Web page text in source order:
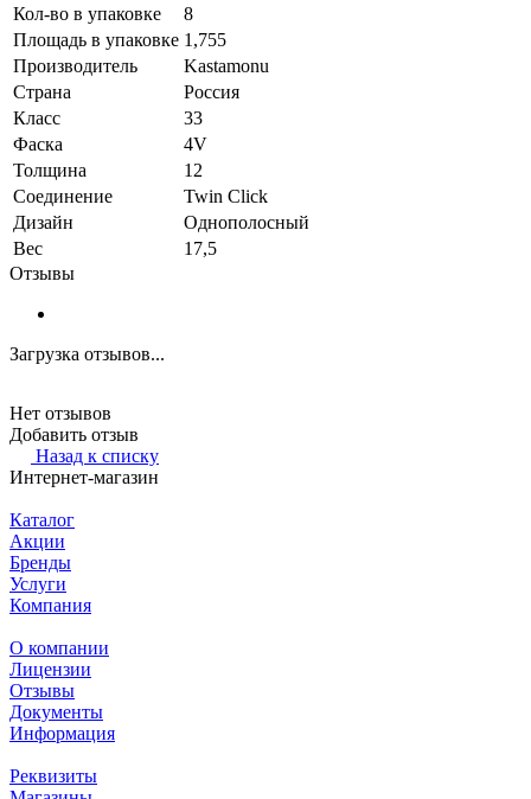
Кол-во в упаковке
8
Площадь в упаковке 1,755
Производитель
Kastamonu
Страна
Россия
Класс
33
Фаска
4V
Толщина
12
Соединение
Twin Click
Дизайн
Однополосный
Вес
17,5
Отзывы
Загрузка отзывов...
Нет отзывов
Добавить отзыв
Назад к списку
Интернет-магазин
Каталог
Акции
Бренды
Услуги
Компания
О компании
Лицензии
Отзывы
Документы
Информация
Реквизиты